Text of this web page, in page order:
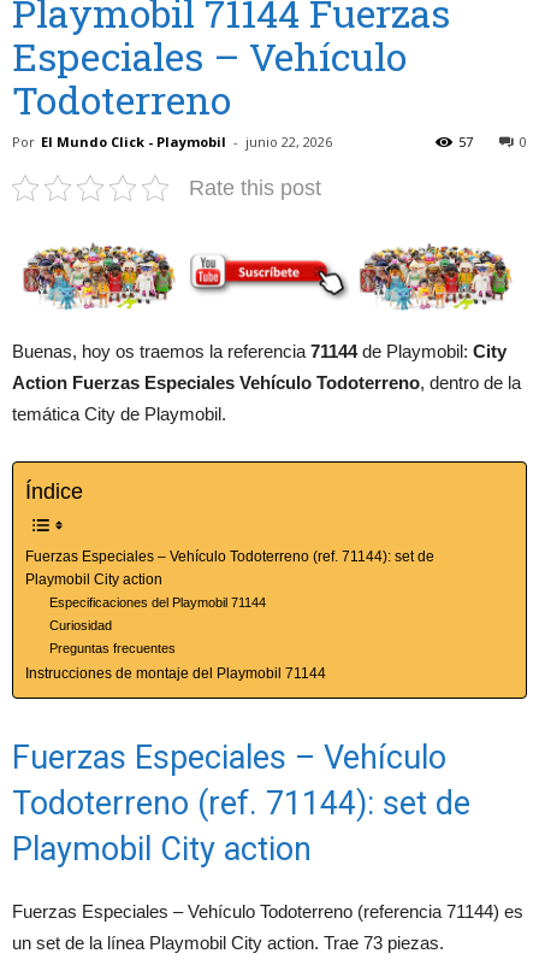
Playmobil 71144 Fuerzas
Especiales – Vehículo
Todoterreno
Por El Mundo Click - Playmobil - junio 22, 2026 0
57
Rate this post
Buenas, hoy os traemos la referencia 71144de Playmobil: City
Action Fuerzas Especiales Vehículo Todoterreno, dentro de la
temática City de Playmobil.
Índice
Fuerzas Especiales – Vehículo Todoterreno (ref. 71144): set de
Playmobil City action
Especificaciones del Playmobil 71144
Curiosidad
Preguntas frecuentes
Instrucciones de montaje del Playmobil 71144
Fuerzas Especiales – Vehículo
Todoterreno (ref. 71144): set de
Playmobil City action
Fuerzas Especiales – Vehículo Todoterreno (referencia 71144) es
un set de la línea Playmobil City action. Trae 73 piezas.